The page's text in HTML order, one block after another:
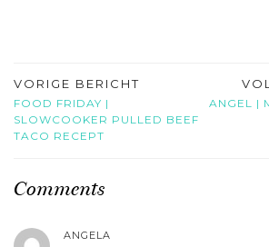
VORIGE BERICHT
FOOD FRIDAY |
SLOWCOOKER PULLED BEEF
TACO RECEPT
ANGEL |
Comments
ANGELA